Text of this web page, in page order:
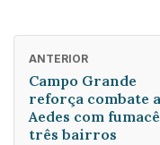
ANTERIOR
Campo Grande
reforça combate
Aedes com
três bairros